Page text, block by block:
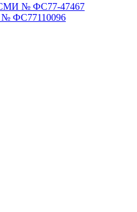
СМИ № ФС77-47467
№ ФС77110096